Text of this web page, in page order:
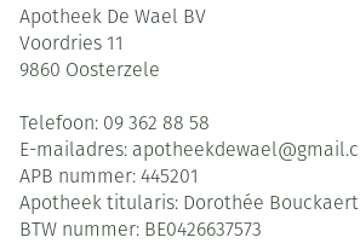
Apotheek De Wael BV
Voordries 11
9860 Oosterzele
Telefoon: 09 362 88 58
E-mailadres: apotheekdewael@
APB nummer: 445201
Apotheek titularis: Dorothée Bouckaert
BTW nummer: BE0426637573